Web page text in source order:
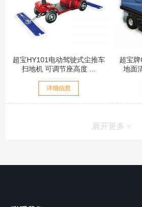
超宝HY101电动驾驶式尘推车
扫地机 可调节座高度 ...
详细信息
超宝
地面
展开更多